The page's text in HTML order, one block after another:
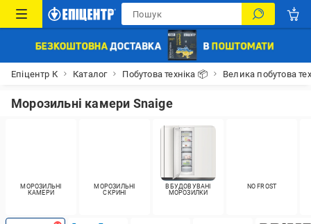
Епіцентр К Каталог Побутова техніка 📦 Велика побутова
Морозильні камери Snaige
МОРОЗИЛЬНІ
КАМЕРИ
МОРОЗИЛЬНІ
СКРИНІ
ВБУДОВУВАНІ
МОРОЗИЛКИ
NO FROST